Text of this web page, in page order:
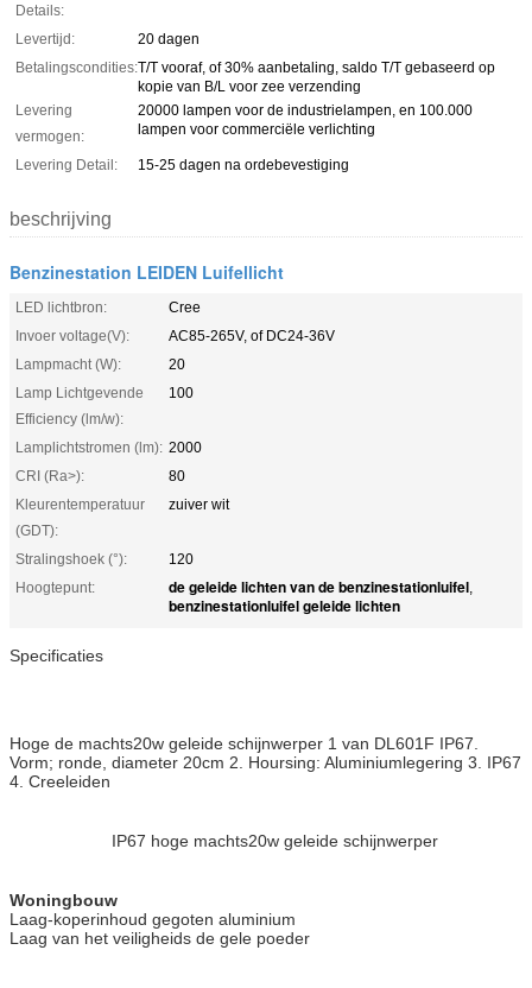
Details:
Levertijd:
20 dagen
Betalingscondities:T/T vooraf, of 30% aanbetaling, saldo T/T gebaseerd op
kopie van B/L voor zee verzending
Levering
vermogen:
20000 lampen voor de industrielampen, en 100.000
lampen voor commerciële verlichting
Levering Detail: 15-25 dagen na ordebevestiging
beschrijving
Benzinestation LEIDEN Luifellicht
LED lichtbron:
Cree
Invoer voltage(V):
AC85-265V, of DC24-36V
Lampmacht (W):
20
Lamp Lichtgevende
Efficiency (lm/w):
100
Lamplichtstromen (lm): 2000
CRI (Ra>):
80
Kleurentemperatuur
(GDT):
zuiver wit
Stralingshoek (°):
120
Hoogtepunt:
de geleide lichten van de benzinestationluifel,
benzinestationluifel geleide lichten
Specificaties
Hoge de machts20w geleide schijnwerper 1 van DL601F IP67.
Vorm; ronde, diameter 20cm 2. Hoursing: Aluminiumlegering 3. IP67
4. Creeleiden
IP67 hoge machts20w geleide schijnwerper
Woningbouw
Laag-koperinhoud gegoten aluminium
Laag van het veiligheids de gele poeder